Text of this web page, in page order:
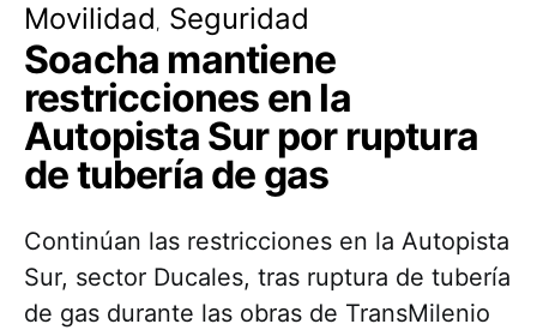
Movilidad Seguridad
Soacha mantiene
restricciones en la
Autopista Sur por ruptura
de tubería de gas
Continúan las restricciones en la Autopista
Sur, sector Ducales, tras ruptura de tubería
de gas durante las obras de TransMilenio